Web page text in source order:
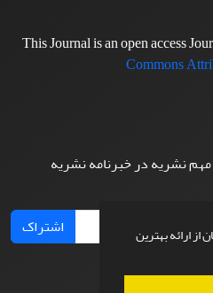
ارائه بهترین
This Journal is an open access
Commons
مهم نشریه در خبرنامه نشریه
اشتراک